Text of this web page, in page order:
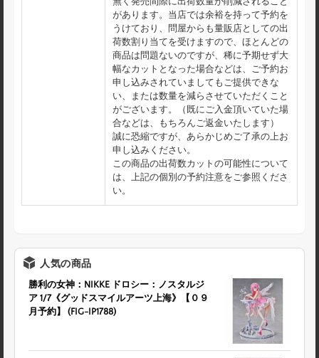
があります。当店では余裕を持って予約を
うけており、問屋からも量販店としての出
荷数割り当てを受けますので、ほとんどの
商品は問題ないのですが、稀に予期せず大
幅なカットとなった場合などは、ご予約お
申し込みされていましてもご提供できな
い、または数量を減らさせていただくこと
がございます。（既にご入金頂いていた場
合などは、もちろんご返金いたします）
誠に恐縮ですが、あらかじめご了承の上お
申し込みください。
この商品の出荷数カットの可能性について
は、上記の個別の予約注意をご参照くださ
い。
人気の商品
勝利の女神：NIKKE ドロシー：ノスタルジ
ア 1/7《グッドスマイルアーツ上海》【０９
月予約】 (FIG-IP1788)